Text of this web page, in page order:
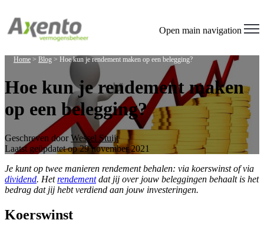
All
Accessibility
reader.
To
start
the
in
One
Accessibility
screen
reader,
press
+
/".
Open main navigation
Home > Blog > Hoe kun je rendement maken op een belegging?
Hoe kun je rendement maken
op een belegging?
Geschreven doorWessel Stuijt
Laatst geüpdatet op 29 november 2021
Je kunt op twee manieren rendement behalen: via koerswinst of via
dividend. Hetrendementdat jij over jouw beleggingen behaalt is het
bedrag dat jij hebt verdiend aan jouw investeringen.
Koerswinst